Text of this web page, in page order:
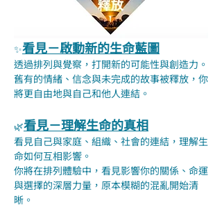
✨看見－啟動新的生命藍圖
透過排列與覺察，打開新的可能性與創造力。
舊有的情緒、信念與未完成的故事被釋放，你
將更自由地與自己和他人連結。
🌿看見－理解生命的真相
看見自己與家庭、組織、社會的連結，理解生
命如何互相影響。
你將在排列體驗中，看見影響你的關係、命運
與選擇的深層力量，原本模糊的混亂開始清
晰。